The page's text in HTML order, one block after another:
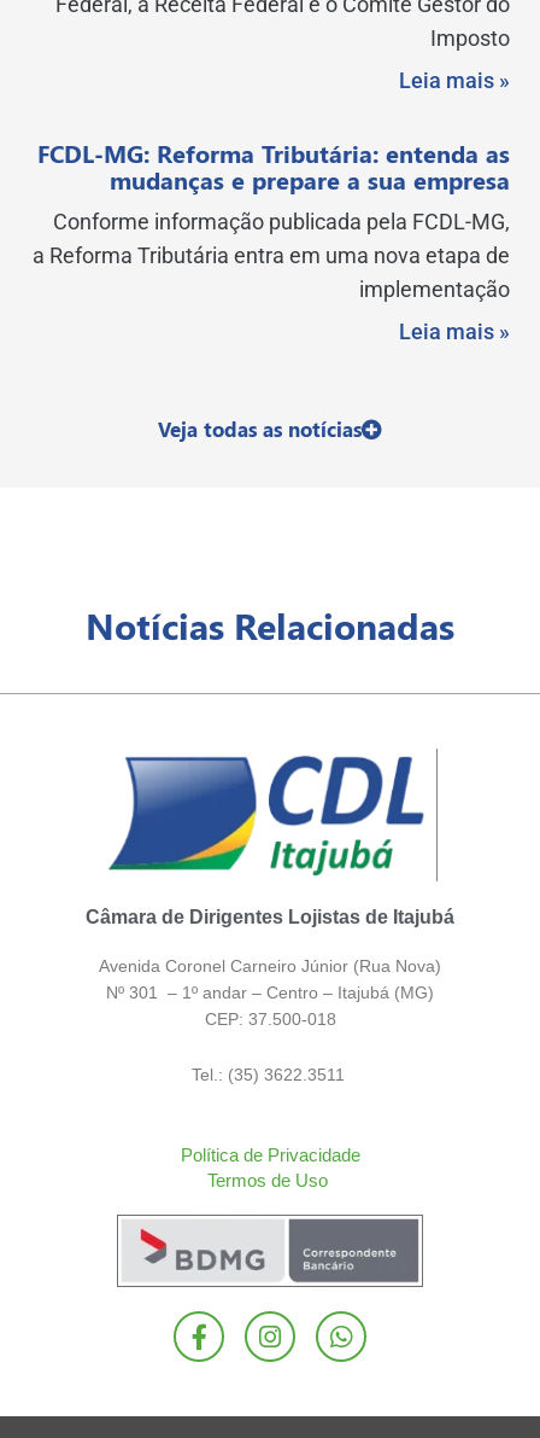
Imposto
Leia mais »
FCDL-MG: Reforma Tributária: entenda as
mudanças e prepare a sua empresa
Conforme informação publicada pela FCDL-MG,
a Reforma Tributária entra em uma nova etapa de
implementação
Leia mais »
Veja todas as notícias
Notícias Relacionadas
Câmara de Dirigentes Lojistas de Itajubá
Avenida Coronel Carneiro Júnior (Rua Nova)
Nº 301 – 1º andar – Centro – Itajubá (MG)
CEP: 37.500-018
Tel.: (35) 3622.3511
Política de Privacidade
Termos de Uso
F
a
b
I
n
a
W
h
s